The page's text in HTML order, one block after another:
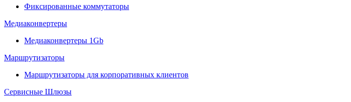
Фиксированные коммутаторы
Медиаконвертеры
Медиаконвертеры 1Gb
Маршрутизаторы
Маршрутизаторы для корпоративных клиентов
Сервисные Шлюзы